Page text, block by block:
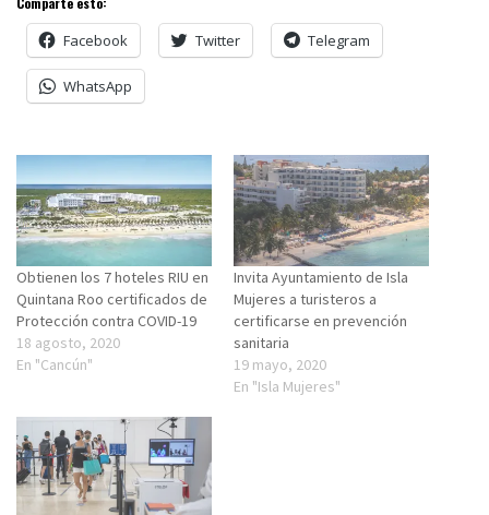
Facebook Twitter Telegram
WhatsApp
Obtienen los 7 hoteles RIU en
Quintana Roo certificados de
Protección contra COVID-19
18 agosto, 2020
En "Cancún"
Invita Ayuntamiento de Isla
Mujeres a turisteros a
certificarse en prevención
sanitaria
19 mayo, 2020
En "Isla Mujeres"